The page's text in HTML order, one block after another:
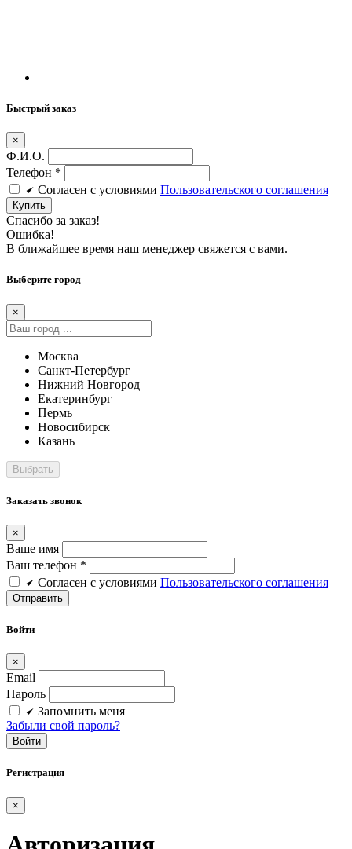
Быстрый заказ
×
Ф.И.О.
Телефон *
Cогласен c условиями Пользовательского соглашения
Купить
Спасибо за заказ!
Ошибка!
В ближайшее время наш менеджер свяжется с вами.
Выберите город
×
Москва
Санкт-Петербург
Нижний Новгород
Екатеринбург
Пермь
Новосибирск
Казань
Заказать звонок
×
Ваше имя
Ваш телефон *
Cогласен c условиями Пользовательского соглашения
Войти
×
Email
Пароль
Запомнить меня
Забыли свой пароль?
Войти
Регистрация
×